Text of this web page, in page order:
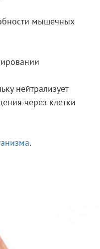
мышечных
нейтрализует
через клетки
.